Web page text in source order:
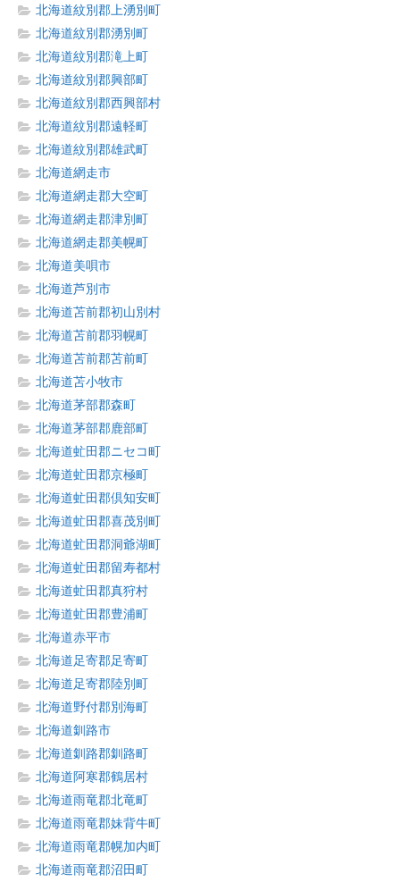
北海道紋別郡上湧別町
北海道紋別郡湧別町
北海道紋別郡滝上町
北海道紋別郡興部町
北海道紋別郡西興部村
北海道紋別郡遠軽町
北海道紋別郡雄武町
北海道網走市
北海道網走郡大空町
北海道網走郡津別町
北海道網走郡美幌町
北海道美唄市
北海道芦別市
北海道苫前郡初山別村
北海道苫前郡羽幌町
北海道苫前郡苫前町
北海道苫小牧市
北海道茅部郡森町
北海道茅部郡鹿部町
北海道虻田郡ニセコ町
北海道虻田郡京極町
北海道虻田郡倶知安町
北海道虻田郡喜茂別町
北海道虻田郡洞爺湖町
北海道虻田郡留寿都村
北海道虻田郡真狩村
北海道虻田郡豊浦町
北海道赤平市
北海道足寄郡足寄町
北海道足寄郡陸別町
北海道野付郡別海町
北海道釧路市
北海道釧路郡釧路町
北海道阿寒郡鶴居村
北海道雨竜郡北竜町
北海道雨竜郡妹背牛町
北海道雨竜郡幌加内町
北海道雨竜郡沼田町